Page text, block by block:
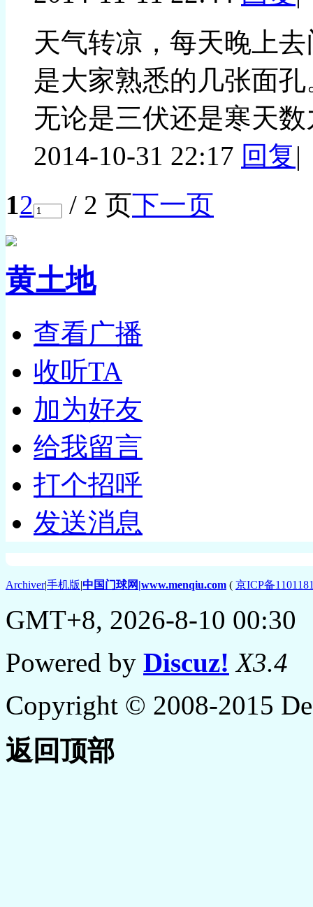
天气转凉，每天晚上
是大家熟悉的几张面
无论是三伏还是寒天
2014-10-31 22:17 回复|
12 / 2 页下一页
黄土地
查看广播
收听TA
加为好友
给我留言
打个招呼
发送消息
Archiver|手机版|中国门球网|www.menqiu.com ( 京ICP备
GMT+8, 2026-8-10 00:30
Powered by Discuz! X3.4
Copyright © 2008-2015
返回顶部